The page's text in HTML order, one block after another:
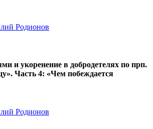
Родионов
и укоренение в добродетелях по прп.
Часть 4: «Чем побеждается
Родионов